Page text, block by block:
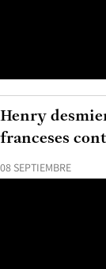
08 SEPTIEMBRE
Henry
franceses